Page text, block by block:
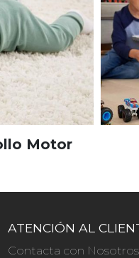
Motor
ATENCIÓN AL
Contacta con Nosotros